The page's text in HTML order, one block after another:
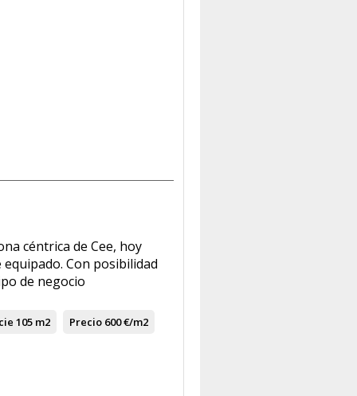
céntrica de Cee, hoy
Con posibilidad
de negocio
105 m2 Precio 600 €/m2